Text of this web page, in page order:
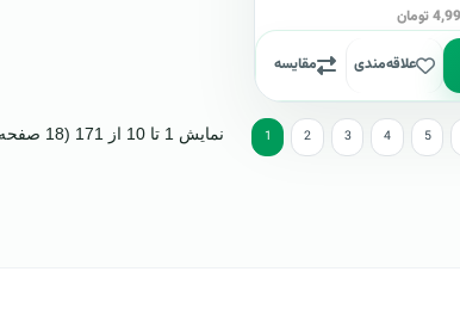
علاقه‌مندی مقایسه
1 2 3 4 5 نمایش 1 تا 10 از 171 (18 صفحه)